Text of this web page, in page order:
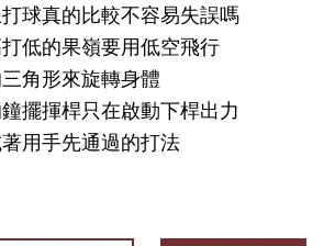
球真的比較不容易失誤嗎
低的果嶺要用低空飛行
角形來旋轉身體
擺揮桿只在啟動下桿出力
用手先通過的打法